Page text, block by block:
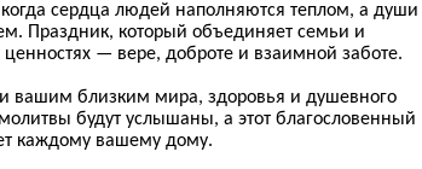
сердца людей наполняются теплом, а души
Праздник, который объединяет семьи и
— вере, доброте и взаимной заботе.
вашим близким мира, здоровья и душевного
будут услышаны, а этот благословенный
каждому вашему дому.